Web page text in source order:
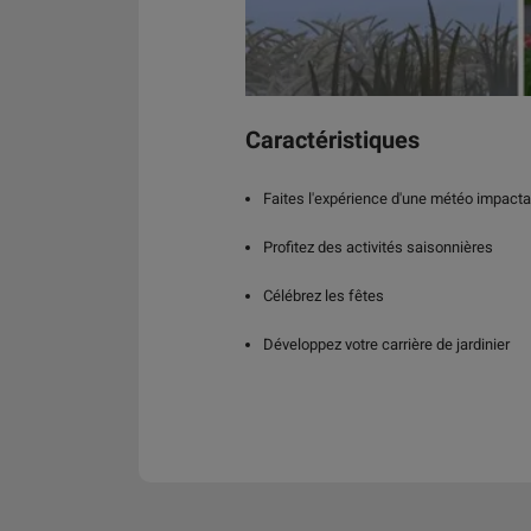
Caractéristiques
Faites l'expérience d'une météo
Profitez des activités saisonnières
Célébrez les fêtes
Développez votre carrière de jardinier